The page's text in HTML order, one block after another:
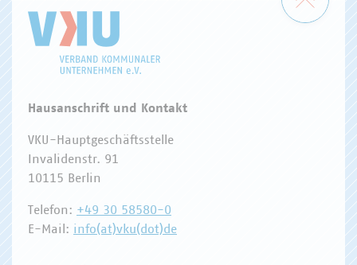
Hausanschrift und Kontakt
VKU-Hauptgeschäftsstelle
Invalidenstr. 91
10115 Berlin
Telefon: +49 30 58580-0
E-Mail: info(at)vku(dot)de